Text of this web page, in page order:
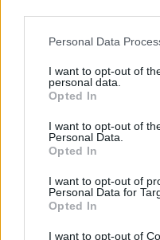
Personal Data
I want to opt-out of
personal data.
Opted In
I want to opt-out of
Personal Data.
Opted In
I want to opt-out of
Personal Data for
Opted In
I want to opt-out of
παρουσιάσει
τους ισχυρισμούς ότι
παρήχθησαν στις
η Ρωσία διεκδικεί ως
εισέβαλε στην
οποία προσαρτήθηκε
έχουνκλαπεί από τη